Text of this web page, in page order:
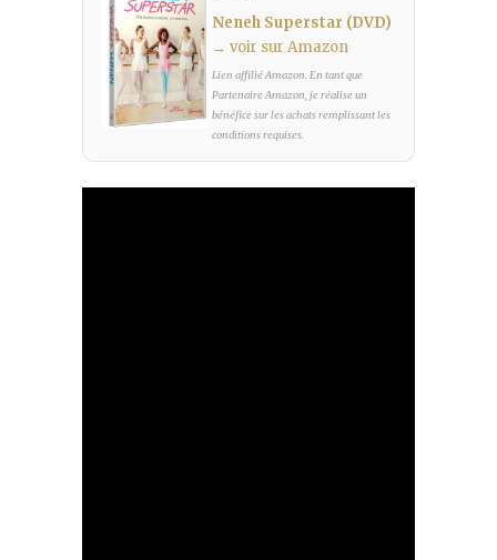
Neneh Superstar (DVD)
→ voir sur Amazon
Lien affilié Amazon. En tant que
Partenaire Amazon, je réalise un
bénéfice sur les achats remplissant les
conditions requises.